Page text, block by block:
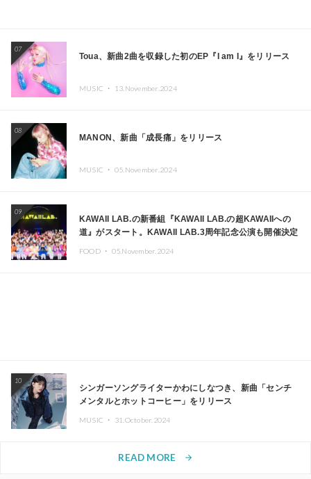
07
Toua、新曲2曲を収録した初のEP『I am I』をリリース
MUSIC ・ 13.November.2024
08
MANON、新曲「成長痛」をリリース
MUSIC ・ 05.November.2024
09
KAWAII LAB.の新番組『KAWAII LAB.の超KAWAIIへの
道』がスタート。KAWAII LAB.3周年記念公演も開催決定
FOOD ・ 05.November.2024
10
シンガーソングライターかわにしなつき、新曲「センチ
メンタルとホットコーヒー」をリリース
MUSIC ・ 31.October.2024
READ MORE arrow_forward